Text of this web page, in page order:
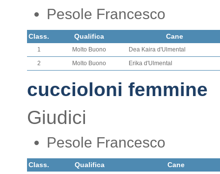
Pesole Francesco
Class. Qualifica Cane
1 Molto Buono
Dea Kaira d'Ulmental
2
Molto Buono Erika d'Ulmental
cuccioloni femmine
Giudici
Pesole Francesco
Class. Qualifica Cane